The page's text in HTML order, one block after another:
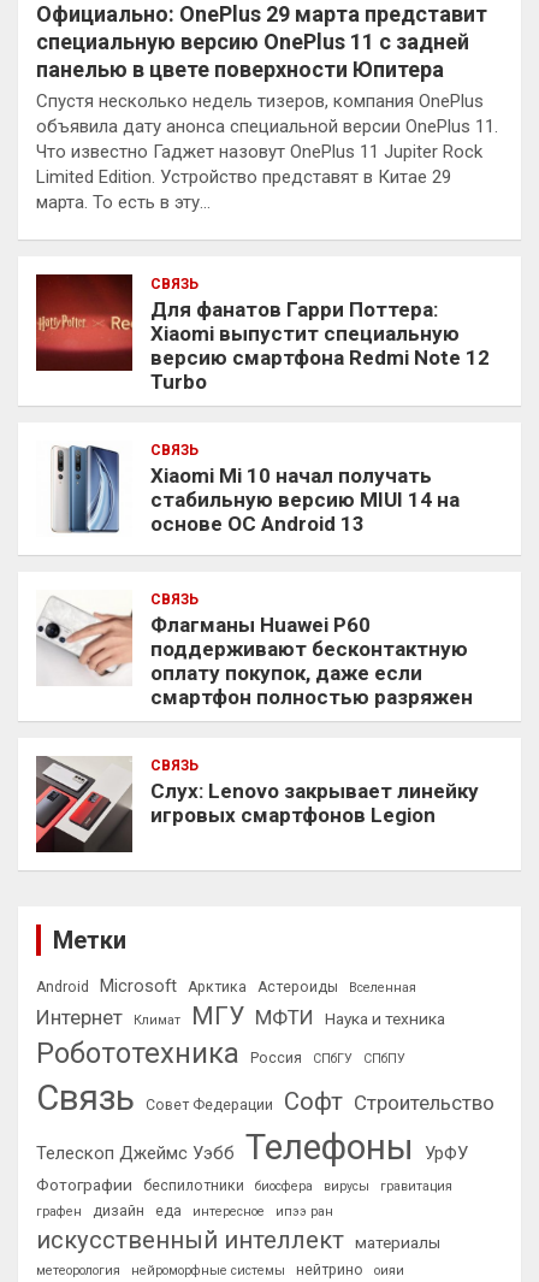
Официально: OnePlus 29 марта представит
специальную версию OnePlus 11 с задней
панелью в цвете поверхности Юпитера
Спустя несколько недель тизеров, компания OnePlus
объявила дату анонса специальной версии OnePlus 11.
Что известно Гаджет назовут OnePlus 11 Jupiter Rock
Limited Edition. Устройство представят в Китае 29
марта. То есть в эту…
СВЯЗЬ
Для фанатов Гарри Поттера:
Xiaomi выпустит специальную
версию смартфона Redmi Note 12
Turbo
СВЯЗЬ
Xiaomi Mi 10 начал получать
стабильную версию MIUI 14 на
основе ОС Android 13
СВЯЗЬ
Флагманы Huawei P60
поддерживают бесконтактную
оплату покупок, даже если
смартфон полностью разряжен
СВЯЗЬ
Слух: Lenovo закрывает линейку
игровых смартфонов Legion
Метки
Android Microsoft Арктика Астероиды Вселенная
Интернет Климат МГУ МФТИ Наука и техника
Робототехника Россия СПбГУ СПбПУ
Связь Совет Федерации Софт Строительство
Телескоп Джеймс Уэбб Телефоны УрФУ
Фотографии беспилотники биосфера вирусы
гравитация
графен
дизайн еда интересное ипээ ран
искусственный интеллект материалы
метеорология нейроморфные системы нейтрино оияи